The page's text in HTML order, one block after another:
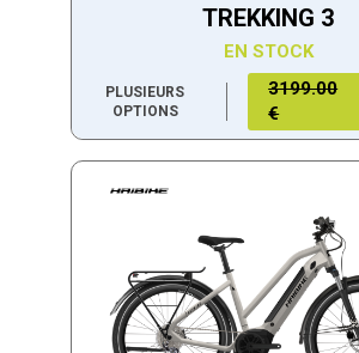
TREKKING 3
EN STOCK
PLUSIEURS
OPTIONS
3199.00
€